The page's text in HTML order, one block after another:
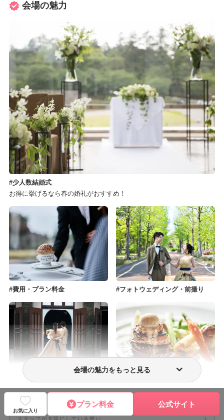
会場の魅力
少人数結婚式
お得に挙げるなら春の婚礼がおすすめ！
費用・プラン料金 フォトウェディング・前撮り
会場の魅力をもっと見る
スタッフが大切にしている想い
お気に入り
プラン料金 公式サイト